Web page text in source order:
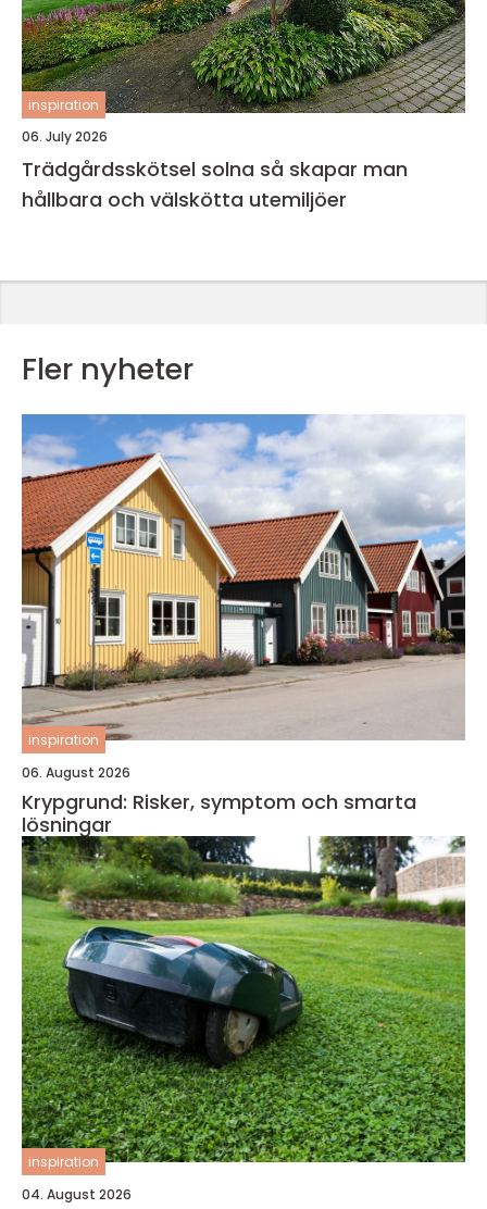
inspiration
06. July 2026
Trädgårdsskötsel solna så skapar man
hållbara och välskötta utemiljöer
Fler nyheter
inspiration
06. August 2026
Krypgrund: Risker, symptom och smarta
lösningar
inspiration
04. August 2026